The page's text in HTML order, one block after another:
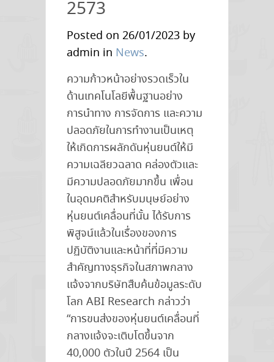
2573
Posted on 26/01/2023 by
admin in News.
ความก้าวหน้าอย่างรวดเร็วใน
ด้านเทคโนโลยีพื้นฐานอย่าง
การนำทาง การจัดการ และความ
ปลอดภัยในการทำงานเป็นเหตุ
ให้เกิดการผลักดันหุ่นยนต์ให้มี
ความเฉลียวฉลาด คล่องตัวและ
มีความปลอดภัยมากขึ้น เพื่อน
ในอุดมคติสำหรับมนุษย์อย่าง
หุ่นยนต์เคลื่อนที่นั้น ได้รับการ
พิสูจน์แล้วในเรื่องของการ
ปฏิบัติงานและหน้าที่ที่มีความ
สำคัญทางธุรกิจในสภาพกลาง
แจ้งจากบริษัทสืบค้นข้อมูลระดับ
โลก ABI Research กล่าวว่า
“การขนส่งของหุ่นยนต์เคลื่อนที่
กลางแจ้งจะเติบโตขึ้นจาก
40,000 ตัวในปี 2564 เป็น